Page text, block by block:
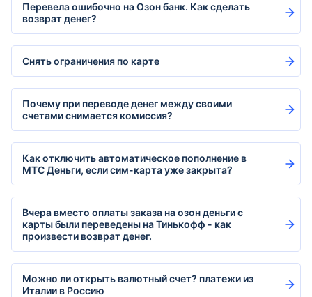
Перевела ошибочно на Озон банк. Как сделать
возврат денег?
Снять ограничения по карте
Почему при переводе денег между своими
счетами снимается комиссия?
Как отключить автоматическое пополнение в
МТС Деньги, если сим-карта уже закрыта?
Вчера вместо оплаты заказа на озон деньги с
карты были переведены на Тинькофф - как
произвести возврат денег.
Можно ли открыть валютный счет? платежи из
Италии в Россию